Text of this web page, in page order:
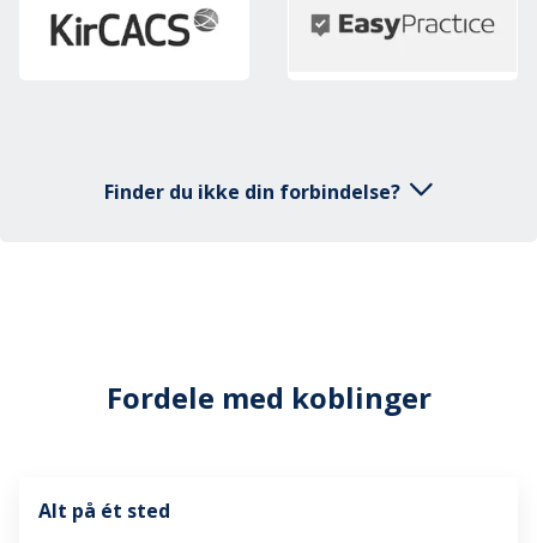
Finder du ikke din forbindelse?
Skriv hvilket system du bruger
og din e-mail nedenfor, så skal
Fordele med koblinger
Alt på ét sted